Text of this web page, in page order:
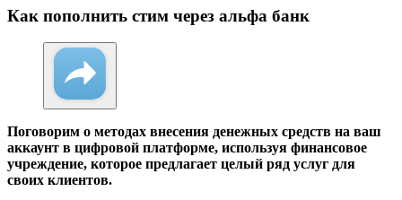
Как пополнить стим через альфа банк
Поговорим о методах внесения денежных средств на ваш
аккаунт в цифровой платформе, используя финансовое
учреждение, которое предлагает целый ряд услуг для
своих клиентов.